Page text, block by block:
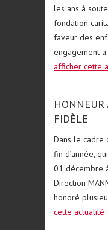
les ans à
fondation
faveur des
engagement
afficher cette
HONNEUR
FIDÈLE
Dans le cadre
fin d’année,
01 décembre
Direction
honoré
cette actualité